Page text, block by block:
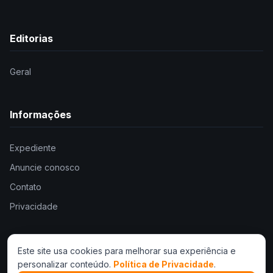
Editorias
Geral
Informações
Expediente
Anuncie conosco
Contato
Privacidade
© 2026 . Todos os direitos reservados.
Este site usa cookies para melhorar sua experiência e
personalizar conteúdo. Política de Privacidade.